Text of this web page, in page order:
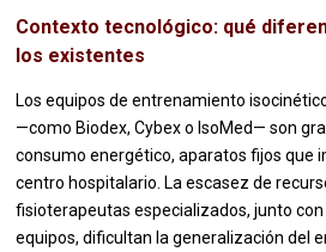
Contexto tecnológico: qué
los existentes
Los equipos de entrenamiento
—como Biodex, Cybex o IsoMed— son
consumo energético, aparatos fijos que
centro hospitalario. La escasez de
fisioterapeutas especializados, junto
equipos, dificultan la generalización del